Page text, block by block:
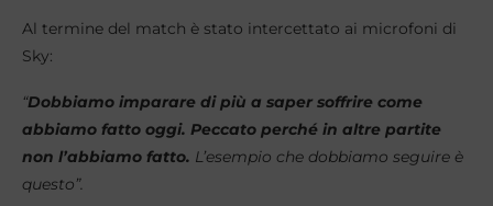
Al termine del match è stato intercettato ai microfoni di
Sky:
“Dobbiamo imparare di più a saper soffrire come
abbiamo fatto oggi. Peccato perché in altre partite
non l’abbiamo fatto. L’esempio che dobbiamo seguire è
questo”.